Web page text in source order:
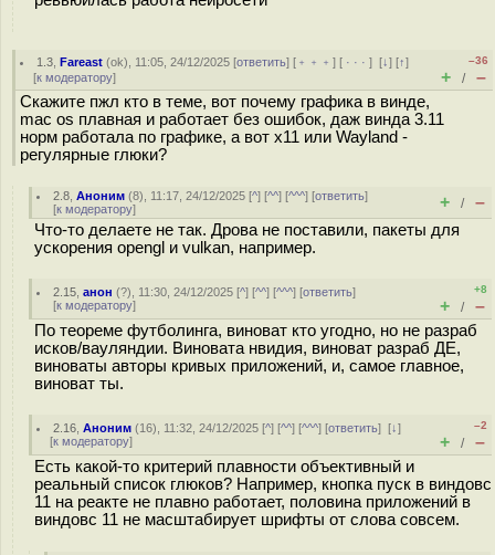
1.3 ,Fareast (ok), 11:05, 24/12/2025 [ответить] [ ﹢﹢﹢] [ · · ·][↓] [↑]
[к модератору]
–36
+ / –
Скажите пжл кто в теме, вот почему графика в винде,
mac os плавная и работает без ошибок, даж винда 3.11
норм работала по графике, а вот x11 или Wayland -
регулярные глюки?
2.8 ,Аноним (8), 11:17, 24/12/2025 [^] [^^] [^^^] [ответить]
[к модератору] + / –
Что-то делаете не так. Дрова не поставили, пакеты для
ускорения opengl и vulkan, например.
2.15 ,анон (?), 11:30, 24/12/2025 [^] [^^] [^^^] [ответить]
[к модератору]
+8
+ / –
По теореме футболинга, виноват кто угодно, но не разраб
исков/вауляндии. Виновата нвидия, виноват разраб ДЕ,
виноваты авторы кривых приложений, и, самое главное,
виноват ты.
2.16 ,Аноним (16), 11:32, 24/12/2025 [^] [^^] [^^^] [ответить][↓]
[к модератору]
–2
+ / –
Есть какой-то критерий плавности объективный и
реальный список глюков? Например, кнопка пуск в виндовс
11 на реакте не плавно работает, половина приложений в
виндовс 11 не масштабирует шрифты от слова совсем.